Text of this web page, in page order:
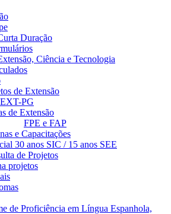
Duração
Ciência e Tecnologia
de Extensão
PG
de Extensão
FPE e FAP
e Capacitações
30 anos SIC / 15 anos SEE
de Projetos
projetos
de Proficiência em Língua Espanhola,